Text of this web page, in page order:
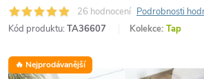
26 hodnocení Podrobnosti
Kód produktu: TA36607 Kolekce: Tap
🔥 Nejprodávanější